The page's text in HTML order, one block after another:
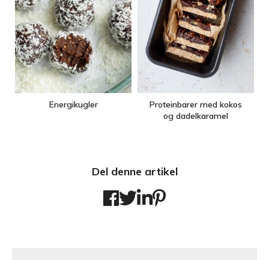
Energikugler
Proteinbarer med kokos
og dadelkaramel
Del denne artikel